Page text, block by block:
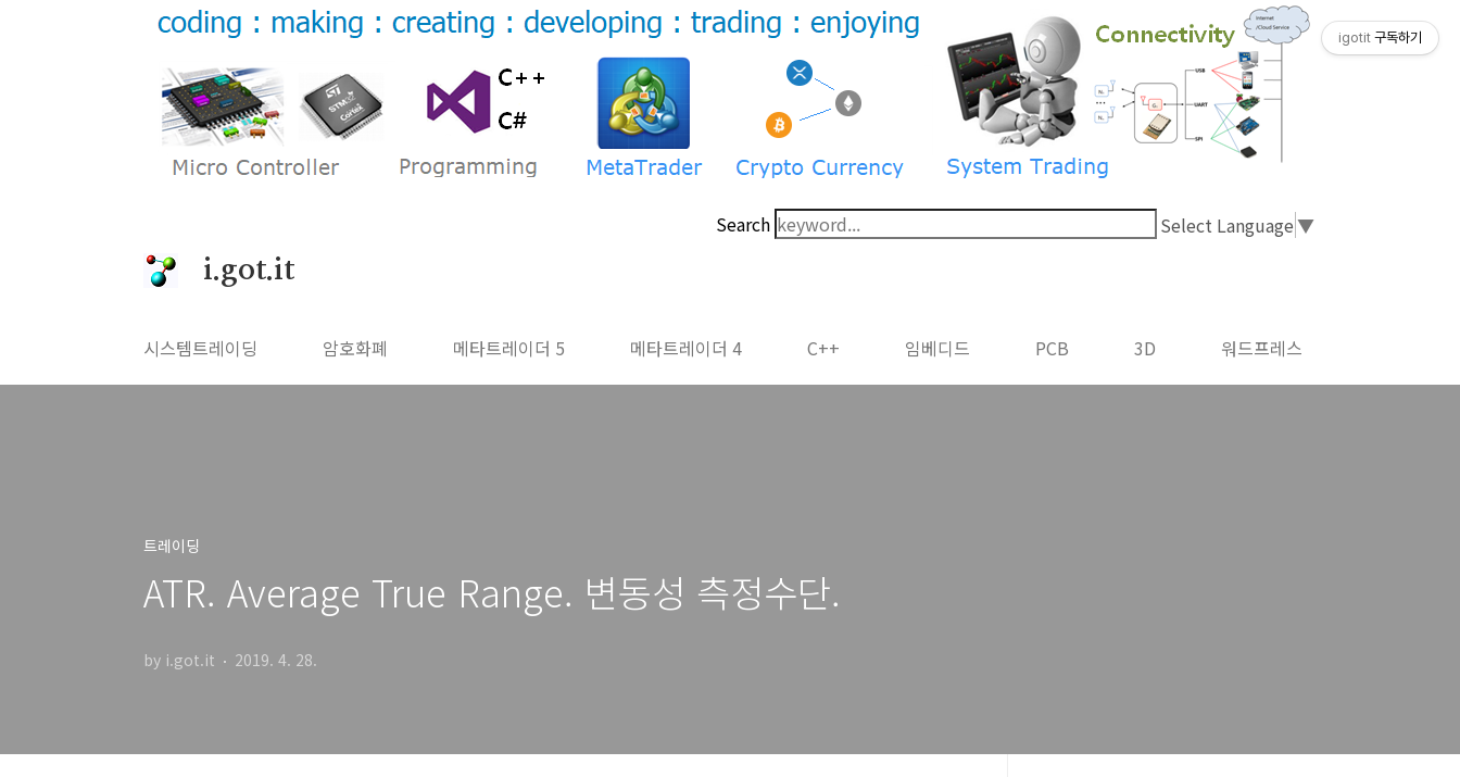
Search Select Language▼
i.got.it
시스템트레이딩 암호화폐 메타트레이더 5 메타트레이더 4 C++ 임베디드 PCB 3D 워드프레스
트레이딩
ATR. Average True Range. 변동성 측정수단.
by i.got.it 2019. 4. 28.
igotit 구독하기